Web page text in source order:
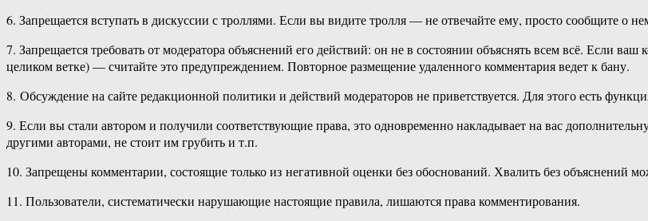
6. Запрещается вступать в дискуссии с троллями. Если вы видите тролля — не отвечайте ему, просто сообщите о
7. Запрещается требовать от модератора объяснений его действий: он не в состоянии объяснять всем всё. Если
целиком ветке) — считайте это предупреждением. Повторное размещение удаленного комментария ведет к бану.
8. Обсуждение на сайте редакционной политики и действий модераторов не приветствуется. Для этого есть
9. Если вы стали автором и получили соответствующие права, это одновременно накладывает на вас
другими авторами, не стоит им грубить и т.п.
10. Запрещены комментарии, состоящие только из негативной оценки без обоснований. Хвалить без объяснений
11. Пользователи, систематически нарушающие настоящие правила, лишаются права комментирования.